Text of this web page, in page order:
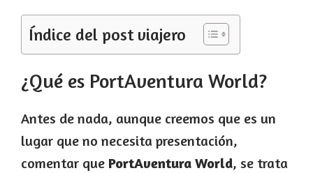
Índice del post viajero
¿Qué es PortAventura World?
Antes de nada, aunque creemos que es un
lugar que no necesita presentación,
comentar que PortAventura World, se trata